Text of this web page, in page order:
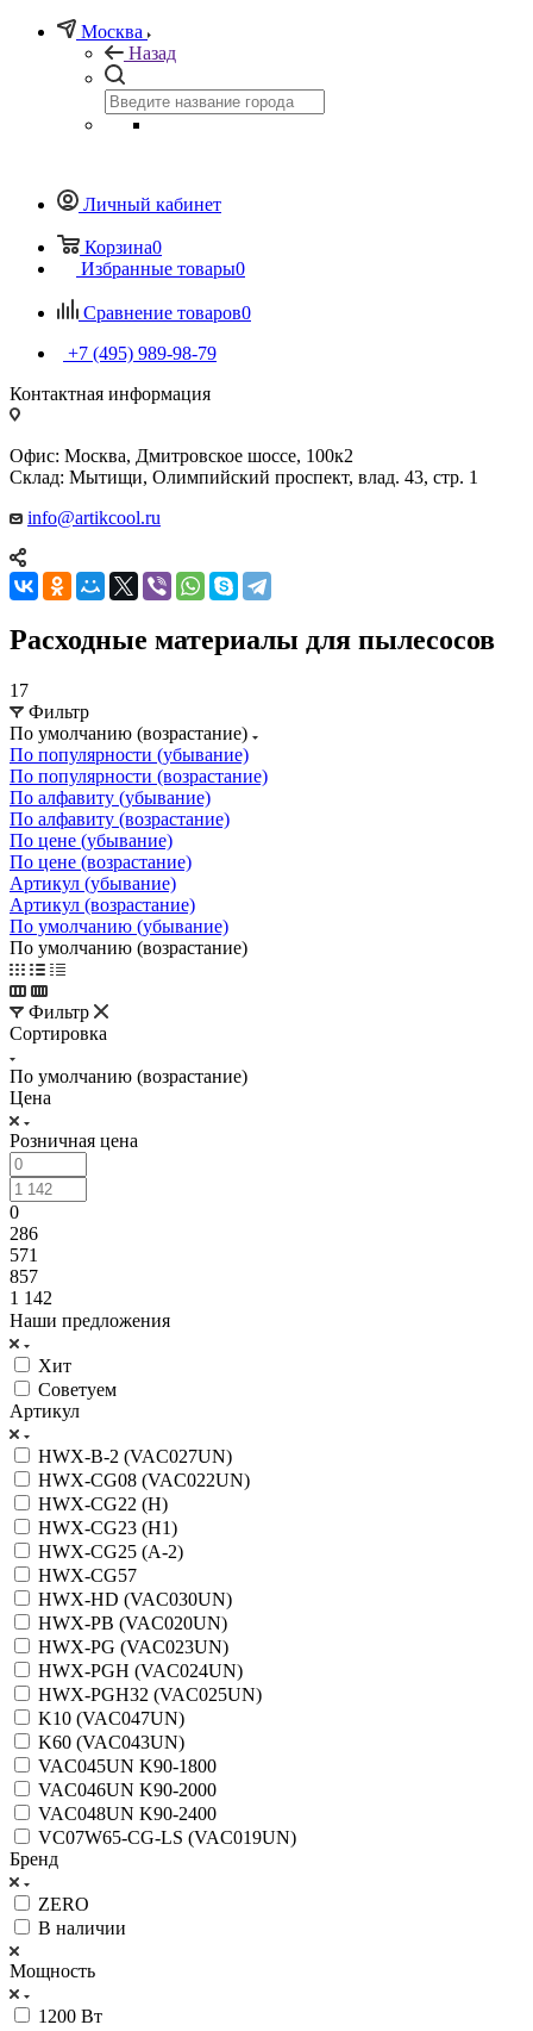
Москва
Назад
Личный кабинет
Корзина0
Избранные товары0
Сравнение товаров0
+7 (495) 989-98-79
Контактная информация
Офис: Москва, Дмитровское шоссе, 100к2
Склад: Мытищи, Олимпийский проспект, влад. 43, стр. 1
info@artikcool.ru
Расходные материалы для пылесосов
17
Фильтр
По умолчанию (возрастание)
По популярности (убывание)
По популярности (возрастание)
По алфавиту (убывание)
По алфавиту (возрастание)
По цене (убывание)
По цене (возрастание)
Артикул (убывание)
Артикул (возрастание)
По умолчанию (убывание)
По умолчанию (возрастание)
Фильтр
Сортировка
По умолчанию (возрастание)
Цена
Розничная цена
0
286
571
857
1 142
Наши предложения
Хит
Советуем
Артикул
HWX-B-2 (VAC027UN)
HWX-CG08 (VAC022UN)
HWX-CG22 (H)
HWX-CG23 (H1)
HWX-CG25 (A-2)
HWX-CG57
HWX-HD (VAC030UN)
HWX-PB (VAC020UN)
HWX-PG (VAC023UN)
HWX-PGH (VAC024UN)
HWX-PGH32 (VAC025UN)
K10 (VAC047UN)
K60 (VAC043UN)
VAC045UN K90-1800
VAC046UN K90-2000
VAC048UN K90-2400
VC07W65-CG-LS (VAC019UN)
Бренд
ZERO
В наличии
Мощность
1200 Вт